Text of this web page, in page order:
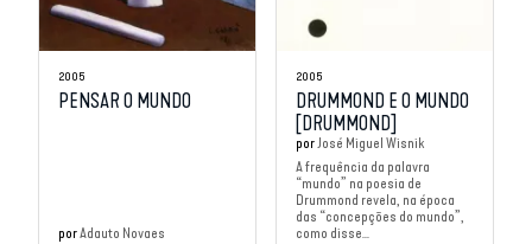
2005
PENSAR O MUNDO
porAdauto Novaes
2005
DRUMMOND E O MUNDO
[DRUMMOND]
por José Miguel Wisnik
A frequência da palavra
“mundo” na poesia de
Drummond revela, na época
das “concepções do mundo”,
como disse...